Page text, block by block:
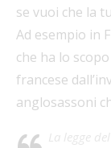
se vuoi che la
Ad esempio in
che ha lo
francese
anglosassoni
La legge